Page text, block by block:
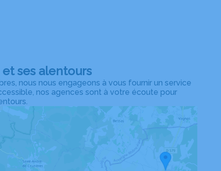
ses alentours
nous nous engageons à vous fournir un service
nos agences sont à votre écoute pour